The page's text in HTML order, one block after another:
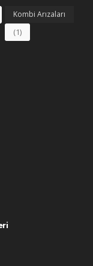
Kombi Arızaları
(1)